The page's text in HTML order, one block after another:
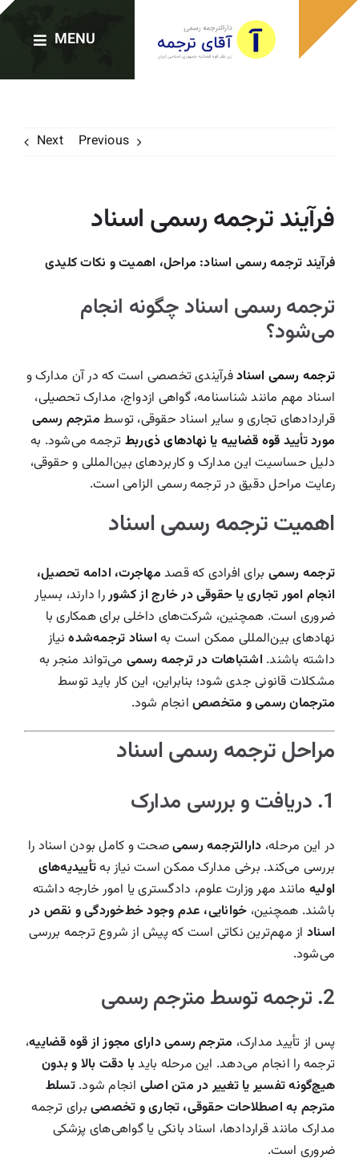
Skip
MENU
خدمات ترجمه
ترجمه رسمی فوری
وبلاگ
درباره ما
تماس با دارالترجمه
Search
For:
Previous
Next
فرآیند ترجمه رسمی اسناد
فرآیند ترجمه رسمی اسناد: مراحل، اهمیت و نکات کلیدی
ترجمه رسمی اسناد چگونه انجام
می‌شود؟
ترجمه رسمی اسنادفرآیندی تخصصی است که در آن مدارک و
اسناد مهم مانند شناسنامه، گواهی ازدواج، مدارک تحصیلی،
قراردادهای تجاری و سایر اسناد حقوقی، توسط مترجم رسمی
مورد تأیید قوه قضاییه یا نهادهای ذی‌ربط ترجمه می‌شود. به
دلیل حساسیت این مدارک و کاربردهای بین‌المللی و حقوقی،
رعایت مراحل دقیق در ترجمه رسمی الزامی است.
اهمیت ترجمه رسمی اسناد
ترجمه رسمی برای افرادی که قصد مهاجرت، ادامه تحصیل،
انجام امور تجاری یا حقوقی در خارج از کشوررا دارند، بسیار
ضروری است. همچنین، شرکت‌های داخلی برای همکاری با
نهادهای بین‌المللی ممکن است به اسناد ترجمه‌شدهنیاز
داشته باشند. اشتباهات در ترجمه رسمی می‌تواند منجر به
مشکلات قانونی جدی شود؛ بنابراین، این کار باید توسط
مترجمان رسمی و متخصصانجام شود.
مراحل ترجمه رسمی اسناد
1. دریافت و بررسی مدارک
در این مرحله، دارالترجمه رسمیصحت و کامل بودن اسناد را
بررسی می‌کند. برخی مدارک ممکن است نیاز بهتأییدیه‌های
اولیه مانند مهر وزارت علوم، دادگستری یا امور خارجه داشته
باشند. همچنین، خوانایی، عدم وجود خط‌خوردگی و نقص در
اسناد از مهم‌ترین نکاتی است که پیش از شروع ترجمه بررسی
می‌شود.
2. ترجمه توسط مترجم رسمی
پس از تأیید مدارک، مترجم رسمی دارای مجوز از قوه قضاییه،
ترجمه را انجام می‌دهد. این مرحله بایدبا دقت بالا و بدون
هیچ‌گونه تفسیر یا تغییر در متن اصلی انجام شود.تسلط
مترجم به اصطلاحات حقوقی، تجاری و تخصصیبرای ترجمه
مدارک مانند قراردادها، اسناد بانکی یا گواهی‌های پزشکی
ضروری است.